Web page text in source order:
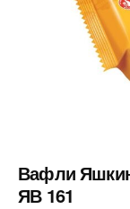
Вафли
ЯВ 161